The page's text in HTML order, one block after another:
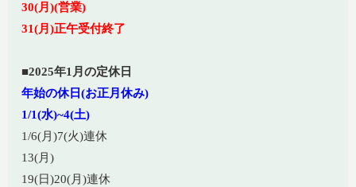
30(月)(営業)
31(月)正午受付終了
■2025年1月の定休日
年始の休日(お正月休み)
1/1(水)~4(土)
1/6(月)7(火)連休
13(月)
19(日)20(月)連休